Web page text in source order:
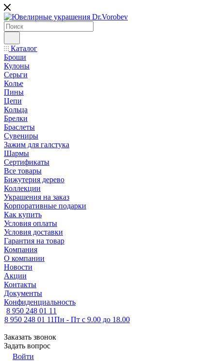
Каталог
Броши
Кулоны
Серьги
Колье
Пины
Цепи
Кольца
Брелки
Браслеты
Сувениры
Зажим для галстука
Шармы
Сертификаты
Все товары
Бижутерия дерево
Коллекции
Украшения на заказ
Корпоративные подарки
Как купить
Условия оплаты
Условия доставки
Гарантия на товар
Компания
О компании
Новости
Акции
Контакты
Документы
Конфиденциальность
8 950 248 01 11
8 950 248 01 11Пн - Пт с 9.00 до 18.00
Заказать звонок
Задать вопрос
Войти